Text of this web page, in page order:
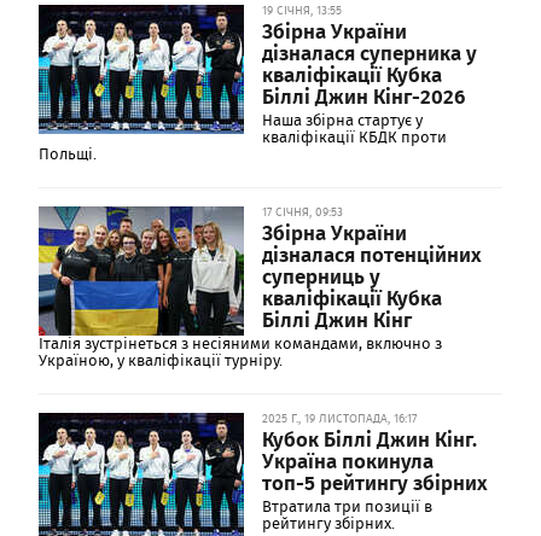
19 СІЧНЯ, 13:55
Збірна України
дізналася суперника у
кваліфікації Кубка
Біллі Джин Кінг-2026
Наша збірна стартує у
кваліфікації КБДК проти
Польщі.
17 СІЧНЯ, 09:53
Збірна України
дізналася потенційних
суперниць у
кваліфікації Кубка
Біллі Джин Кінг
Італія зустрінеться з несіяними командами, включно з
Україною, у кваліфікації турніру.
2025 Г., 19 ЛИСТОПАДА, 16:17
Кубок Біллі Джин Кінг.
Україна покинула
топ-5 рейтингу збірних
Втратила три позиції в
рейтингу збірних.